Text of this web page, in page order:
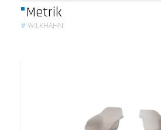
Metrik
#WILKHAHN